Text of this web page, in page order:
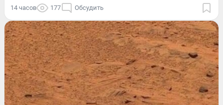
14 часов 177 Обсудить